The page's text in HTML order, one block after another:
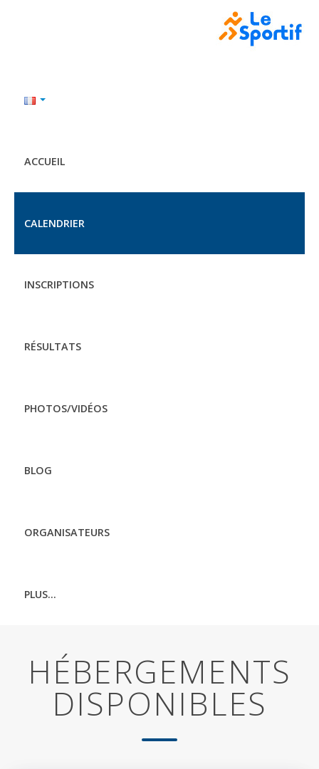
ACCUEIL
CALENDRIER
INSCRIPTIONS
RÉSULTATS
PHOTOS/VIDÉOS
BLOG
ORGANISATEURS
PLUS...
HÉBERGEMENTS
DISPONIBLES